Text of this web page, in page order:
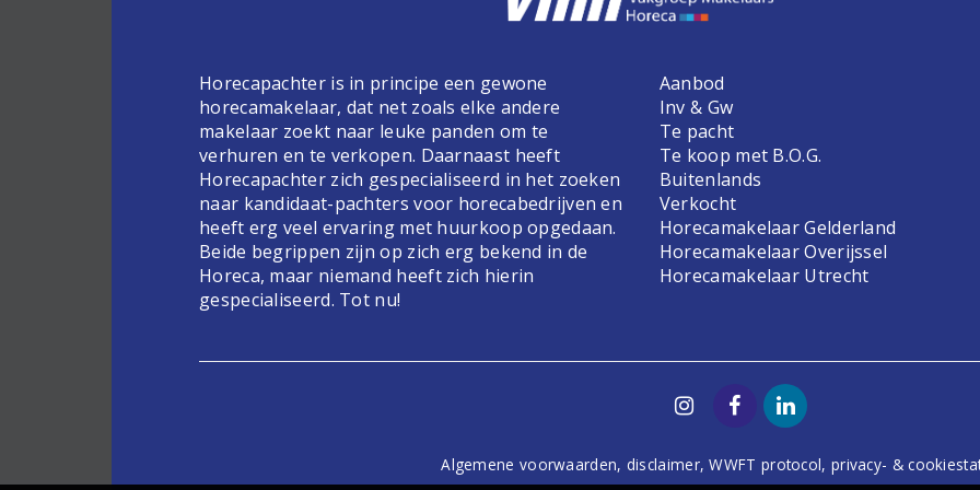
Horecapachter is in principe een gewone
horecamakelaar, dat net zoals elke andere
makelaar zoekt naar leuke panden om te
verhuren en te verkopen. Daarnaast heeft
Horecapachter zich gespecialiseerd in het zoeken
naar kandidaat-pachters voor horecabedrijven en
heeft erg veel ervaring met huurkoop opgedaan.
Beide begrippen zijn op zich erg bekend in de
Horeca, maar niemand heeft zich hierin
gespecialiseerd. Tot nu!
Aanbod
Inv & Gw
Te pacht
Te koop met B.O.G.
Buitenlands
Verkocht
Horecamakelaar Gelderland
Horecamakelaar Overijssel
Horecamakelaar Utrecht
Algemene voorwaarden, disclaimer,WWFT protocol, privacy- &